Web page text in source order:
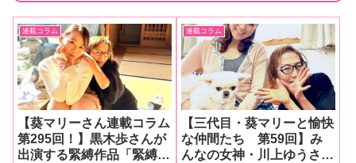
連載コラム
【葵マリーさん連載コラム
第295回！】黒木歩さんが
出演する緊縛作品「緊縛調
連載コラム
【三代目・葵マリーと愉快
な仲間たち 第59回】み
んなの女神・川上ゆうさん